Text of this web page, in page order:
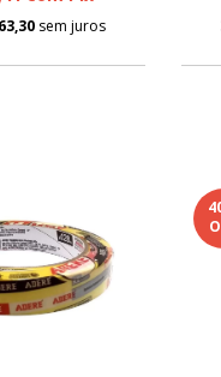
sem juros